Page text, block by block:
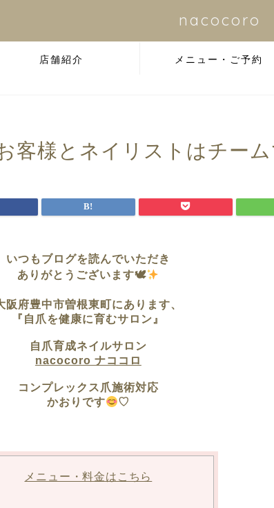
nacocoro
店舗紹介 メニュー・ご予約
客様とネイリストはチーム
いつもブログを読んでいただき
ありがとうございます🕊
阪府豊中市曽根東町にあります、
『自爪を健康に育むサロン』
自爪育成ネイルサロン
nacocoro ナココロ
コンプレックス爪施術対応
かおりです
♡
メニュー・料金はこちら